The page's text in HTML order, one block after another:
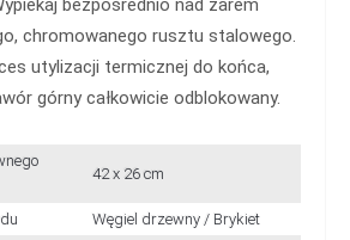
bezpośrednio nad żarem
chromowanego rusztu stalowego.
utylizacji termicznej do końca,
górny całkowicie odblokowany.
42 x 26 cm
Węgiel drzewny / Brykiet